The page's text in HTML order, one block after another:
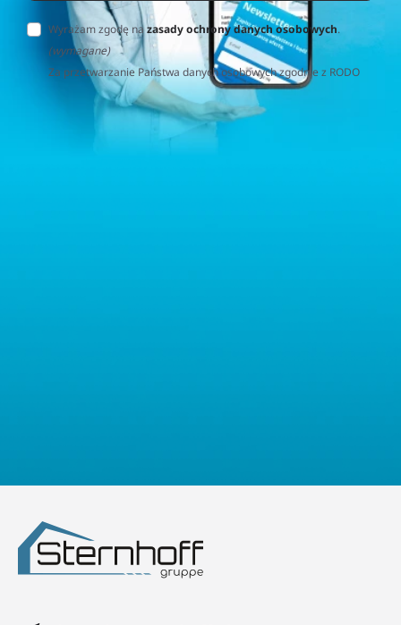
Wyrażam zgodę nazasady ochrony danych osobowych.
(wymagane)
Za przetwarzanie Państwa danych osobowych zgodnie z RODO
(Rozporządzenie o Ochronie Danych Osobowych) odpowiedzialna
jest firma Home&Decor Sp. z o.o., Instalatorów 17/108, 02-237
Warszawa, Polska, NIP: PL5223059837 („Administrator”). W